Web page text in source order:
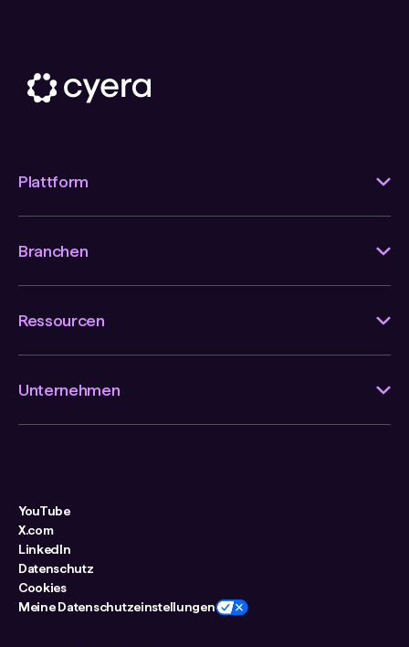
Plattform
Branchen
Ressourcen
Unternehmen
YouTube
X.com
LinkedIn
Datenschutz
Cookies
Meine Datenschutzeinstellungen